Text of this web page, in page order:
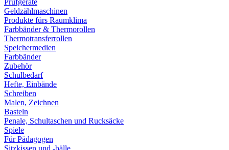
Prüfgeräte
Geldzählmaschinen
Produkte fürs Raumklima
Farbbänder & Thermorollen
Thermotransferrollen
Speichermedien
Farbbänder
Zubehör
Schulbedarf
Hefte, Einbände
Schreiben
Malen, Zeichnen
Basteln
Penale, Schultaschen und Rucksäcke
Spiele
Für Pädagogen